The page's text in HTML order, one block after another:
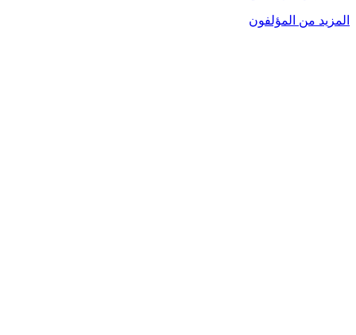
المزيد من المؤلفون